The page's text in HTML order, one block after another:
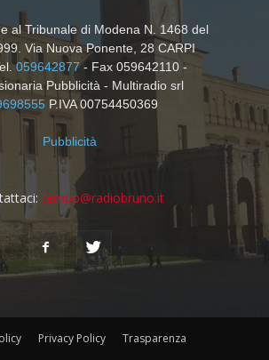
al Tribunale di Modena N. 1468 del
Via Nuova Ponente, 28 CARPI
059642877- Fax 059642110 -
Pubblicità - Multiradio srl
P.IVA 00754450369
Pubblicità
tempo@radiobruno.it
Privacy Policy Trasparenza